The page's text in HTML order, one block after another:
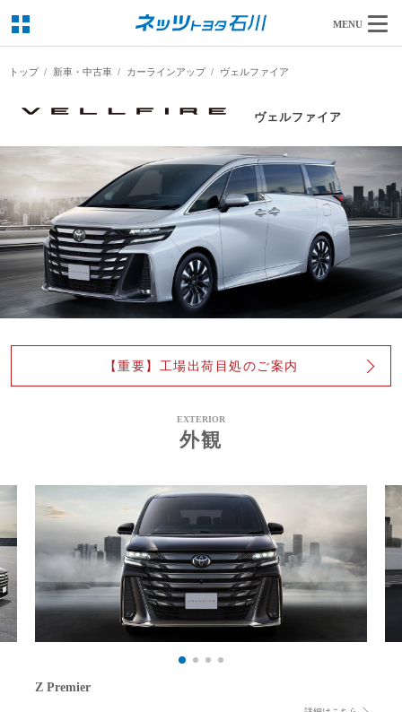
MENU
トップ 新車・中古車 カーラインアップ ヴェルファイア
ヴェルファイア
【重要】工場出荷目処のご案内
EXTERIOR
外観
Z Premier